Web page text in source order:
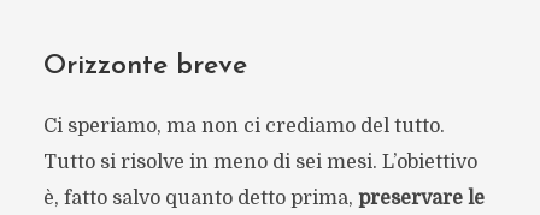
Orizzonte breve
Ci speriamo, ma non ci crediamo del tutto.
Tutto si risolve in meno di sei mesi. L’obiettivo
è, fatto salvo quanto detto prima, preservare le